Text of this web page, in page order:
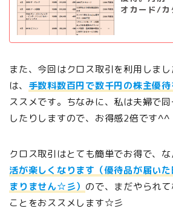
オカード/カ
また、今回はクロス取引を利用しま
は、 手数料数百円で数千円の株主優
ススメです。ちなみに、私は夫婦で
したりしますので、お得感2倍です^^
クロス取引はとても簡単でお得で、
活が楽しくなります（優待品が届い
まりません☆彡） ので、まだやられ
ことをおススメします☆彡